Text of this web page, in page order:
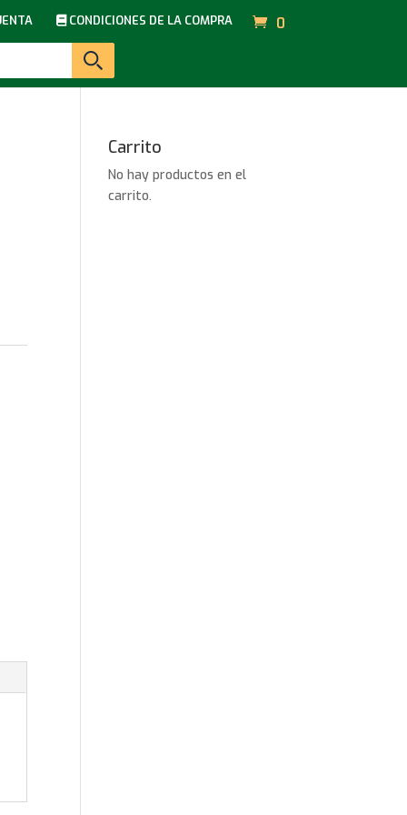
CONDICIONES DE LA COMPRA 0
Carrito
No hay productos en el
carrito.